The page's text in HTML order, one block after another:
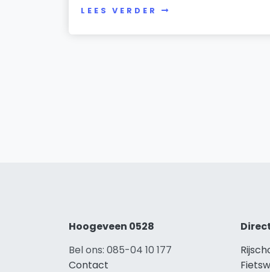
LEES VERDER
Hoogeveen 0528
Bel ons: 085-04 10 177
Contact